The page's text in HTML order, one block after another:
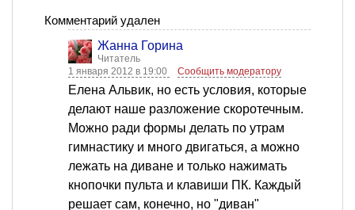
Комментарий удален
Жанна Горина
Читатель
1 января 2012 в 19:00
Сообщить модератору
Елена Альвик, но есть условия, которые
делают наше разложение скоротечным.
Можно ради формы делать по утрам
гимнастику и много двигаться, а можно
лежать на диване и только нажимать
кнопочки пульта и клавиши ПК. Каждый
решает сам, конечно, но "диван"